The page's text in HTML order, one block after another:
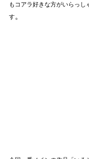
もコアラ好きな方がいらっし
す。